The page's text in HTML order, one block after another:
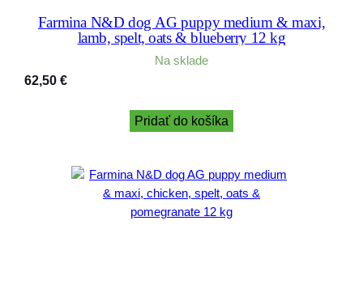
Farmina N&D dog AG puppy medium & maxi,
lamb, spelt, oats & blueberry 12 kg
Na sklade
62,50 €
Pridať do košíka